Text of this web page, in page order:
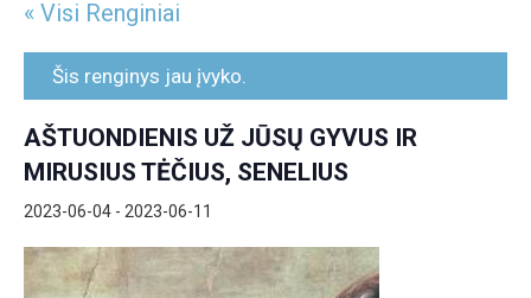
« Visi Renginiai
Šis renginys jau įvyko.
AŠTUONDIENIS UŽ JŪSŲ GYVUS IR
MIRUSIUS TĖČIUS, SENELIUS
2023-06-04 - 2023-06-11